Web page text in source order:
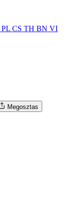
PL CS TH BN VI
Megosztas